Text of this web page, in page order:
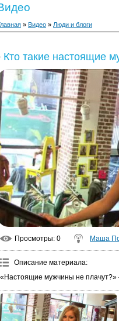
» Видео » Люди и блоги
Кто такие настоящие
Просмотры: 0 Маша
Описание материала:
«Настоящие мужчины не